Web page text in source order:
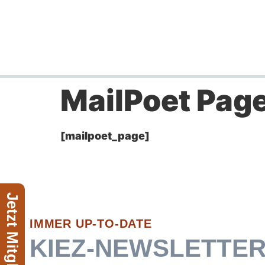
MailPoet
[mailpoet_page]
IMMER UP-TO-DATE
KIEZ-